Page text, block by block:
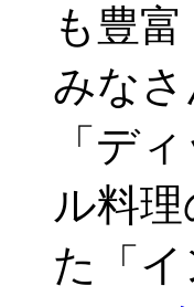
も豊
みな
「デ
ル料
た「